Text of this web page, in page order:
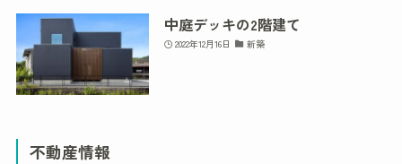
中庭デッキの2階建て
2022年12月16日 新築
不動産情報